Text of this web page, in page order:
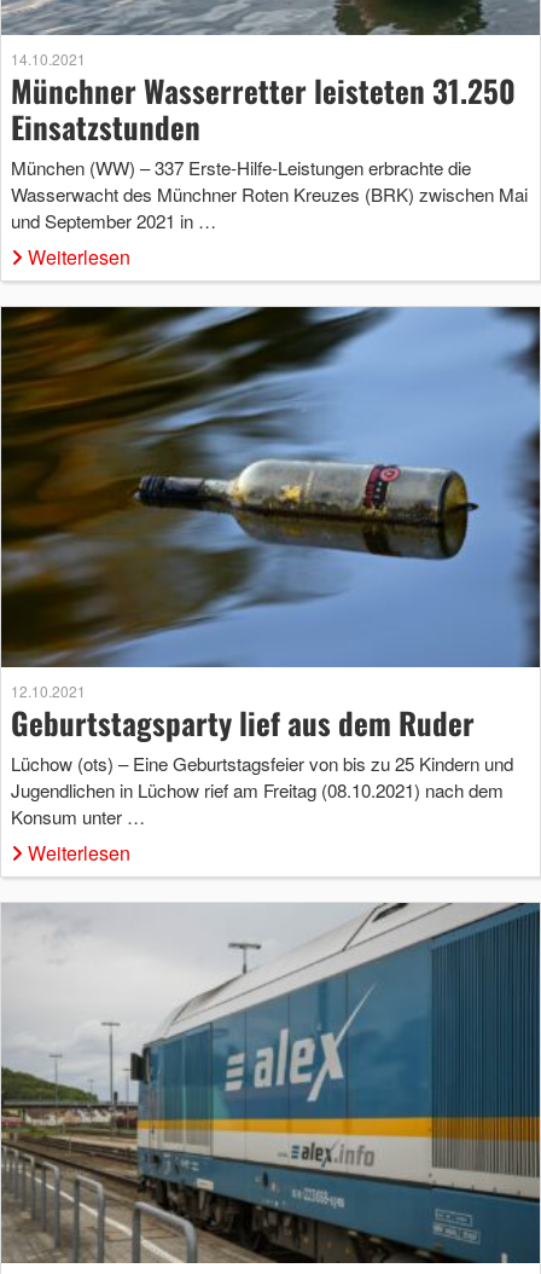
14.10.2021
Münchner Wasserretter leisteten 31.250
Einsatzstunden
München (WW) – 337 Erste-Hilfe-Leistungen erbrachte die
Wasserwacht des Münchner Roten Kreuzes (BRK) zwischen Mai
und September 2021 in …
Weiterlesen
12.10.2021
Geburtstagsparty lief aus dem Ruder
Lüchow (ots) – Eine Geburtstagsfeier von bis zu 25 Kindern und
Jugendlichen in Lüchow rief am Freitag (08.10.2021) nach dem
Konsum unter …
Weiterlesen